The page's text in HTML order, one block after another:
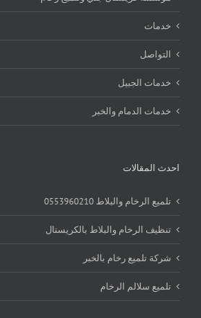
خدمات
التواصل
خدمات الجبيل
خدمات الدمام والخبر
احدث المقالات
تلميع الرخام والبلاط 0553960210
تنظيف الرخام والبلاط بالكريستال
شركة تلميع رخام بالخبر
تلميع سلالم الرخام